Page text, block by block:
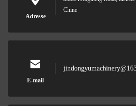
Adresse
Chine
E-mail